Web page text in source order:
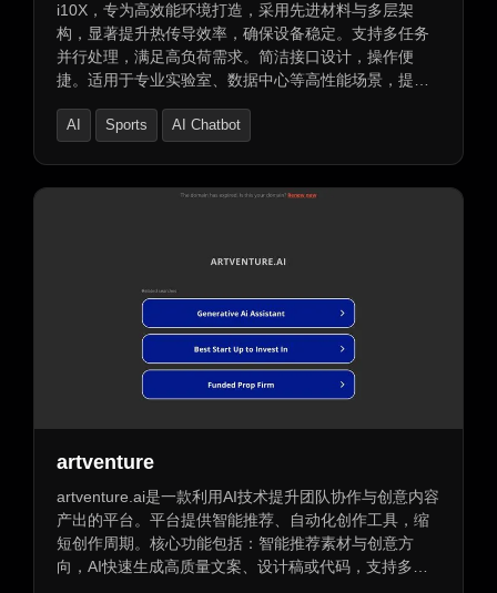
i10X，专为高效能环境打造，采用先进材料与多层架
构，显著提升热传导效率，确保设备稳定。支持多任务
并行处理，满足高负荷需求。简洁接口设计，操作便
捷。适用于专业实验室、数据中心等高性能场景，提供
AI Sports AI Chatbot
artventure
artventure.ai是一款利用AI技术提升团队协作与创意内容
产出的平台。平台提供智能推荐、自动化创作工具，缩
短创作周期。核心功能包括：智能推荐素材与创意方
向，AI快速生成高质量文案、设计稿或代码，支持多人